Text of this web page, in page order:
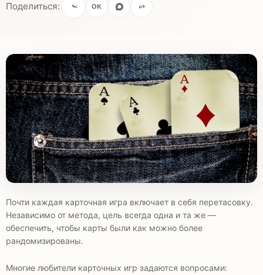
Поделиться: OK
Почти каждая карточная игра включает в себя перетасовку.
Независимо от метода, цель всегда одна и та же —
обеспечить, чтобы карты были как можно более
рандомизированы.
Многие любители карточных игр задаются вопросами: